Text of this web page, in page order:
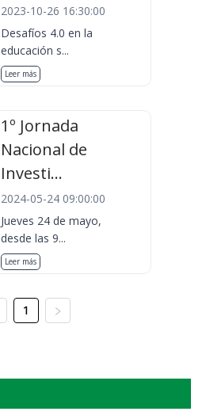
2023-10-26 16:30:00
Desafíos 4.0 en la
educación s...
Leer más
1º Jornada
Nacional de
Investi...
2024-05-24 09:00:00
Jueves 24 de mayo,
desde las 9...
Leer más
1